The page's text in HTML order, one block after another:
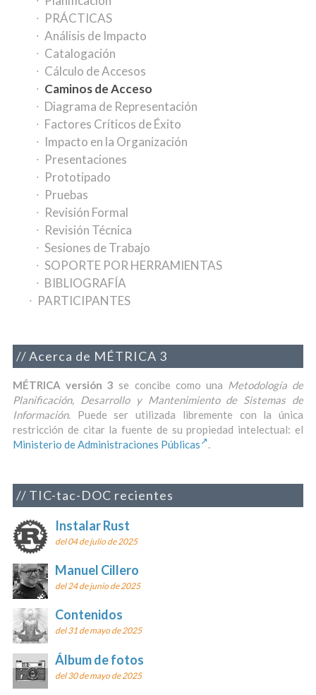
PRÁCTICAS
Análisis de Impacto
Catalogación
Cálculo de Accesos
Caminos de Acceso
Diagrama de Representación
Factores Críticos de Éxito
Impacto en la Organización
Presentaciones
Prototipado
Pruebas
Revisión Formal
Revisión Técnica
Sesiones de Trabajo
SOPORTE POR HERRAMIENTAS
BIBLIOGRAFÍA
PARTICIPANTES
Acerca de MÉTRICA 3
MÉTRICA versión 3 se concibe como una Metodología de
Planificación, Desarrollo y Mantenimiento de Sistemas de
Información. Puede ser utilizada libremente con la única
restricción de citar la fuente de su propiedad intelectual: el
Ministerio de Administraciones Públicas
.
TIC-tac-DOC recientes
Instalar Rust
del 04 de julio de 2025
Manuel Cillero
del 24 de junio de 2025
Contenidos
del 31 de mayo de 2025
Álbum de fotos
del 30 de mayo de 2025